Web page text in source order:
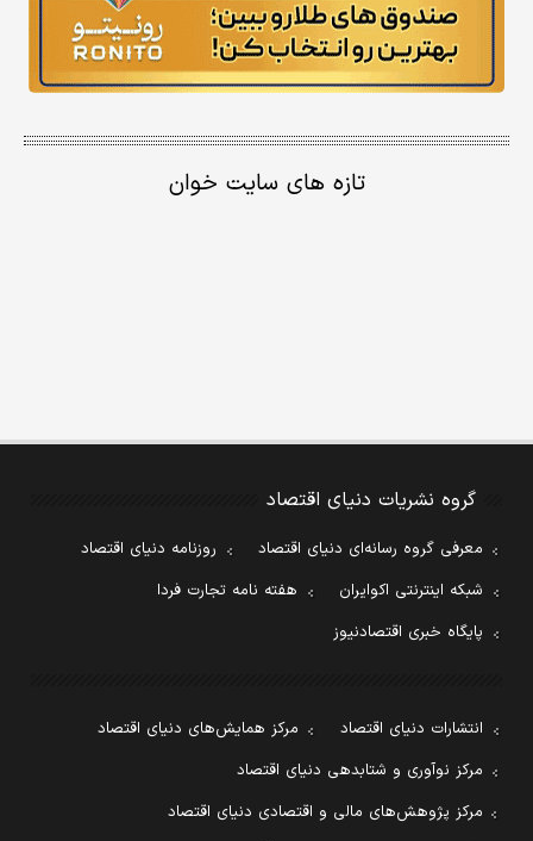
تازه های سایت خوان
گروه نشریات دنیای اقتصاد
معرفی گروه رسانه‌ای دنیای اقتصاد
روزنامه دنیای اقتصاد
شبکه اینترنتی اکوایران
هفته نامه تجارت فردا
پایگاه خبری اقتصادنیوز
انتشارات دنیای اقتصاد
مرکز همایش‌های دنیای اقتصاد
مرکز نوآوری و شتابدهی دنیای اقتصاد
مرکز پژوهش‌های مالی و اقتصادی دنیای اقتصاد